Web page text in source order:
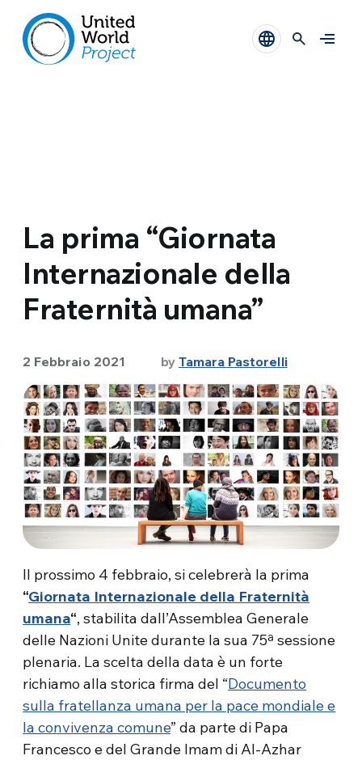
La prima “Giornata
Internazionale della
Fraternità umana”
2 Febbraio 2021 by Tamara Pastorelli
Il prossimo 4 febbraio, si celebrerà la prima
“Giornata Internazionale della Fraternità
umana“, stabilita dall’Assemblea Generale
delle Nazioni Unite durante la sua 75ª sessione
plenaria. La scelta della data è un forte
richiamo alla storica firma del “Documento
sulla fratellanza umana per la pace mondiale e
la convivenza comune” da parte di Papa
Francesco e del Grande Imam di Al-Azhar